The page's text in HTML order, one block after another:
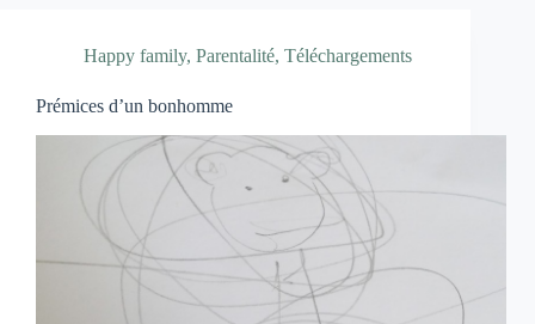
Happy family, Parentalité, Téléchargements
Prémices d’un bonhomme